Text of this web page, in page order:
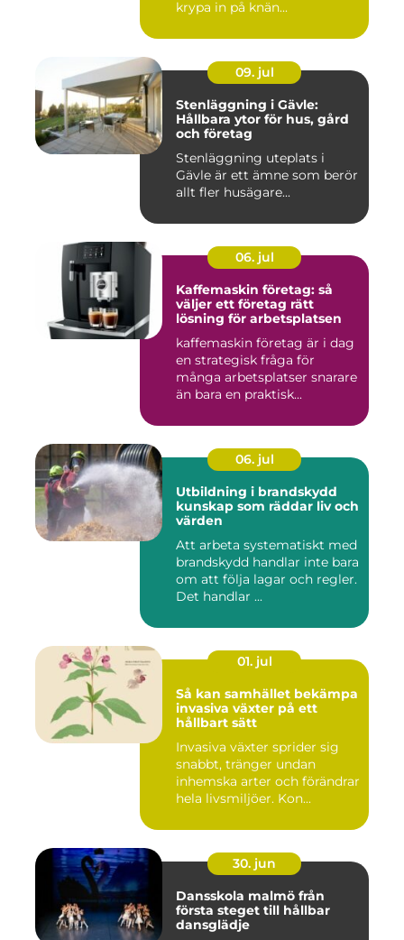
krypa in på knän...
09. jul
Stenläggning i Gävle:
Hållbara ytor för hus, gård
och företag
Stenläggning uteplats i
Gävle är ett ämne som berör
allt fler husägare...
06. jul
Kaffemaskin företag: så
väljer ett företag rätt
lösning för arbetsplatsen
kaffemaskin företag är i dag
en strategisk fråga för
många arbetsplatser snarare
än bara en praktisk...
06. jul
Utbildning i brandskydd
kunskap som räddar liv och
värden
Att arbeta systematiskt med
brandskydd handlar inte bara
om att följa lagar och regler.
Det handlar ...
01. jul
Så kan samhället bekämpa
invasiva växter på ett
hållbart sätt
Invasiva växter sprider sig
snabbt, tränger undan
inhemska arter och förändrar
hela livsmiljöer. Kon...
30. jun
Dansskola malmö från
första steget till hållbar
dansglädje